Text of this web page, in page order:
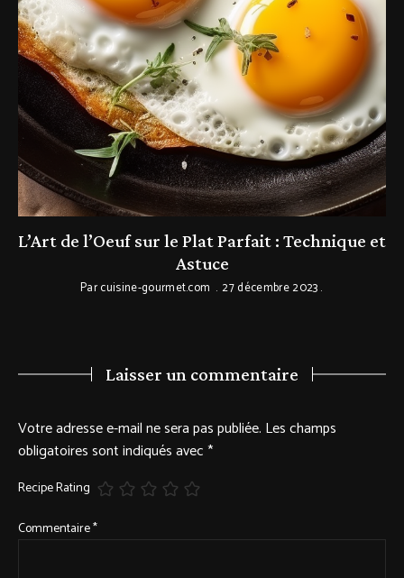
L’Art de l’Oeuf sur le Plat Parfait : Technique et
Astuce
Parcuisine-gourmet.com 27 décembre 2023
Laisser un commentaire
Votre adresse e-mail ne sera pas publiée. Les champs
obligatoires sont indiqués avec*
Recipe Rating
Commentaire*